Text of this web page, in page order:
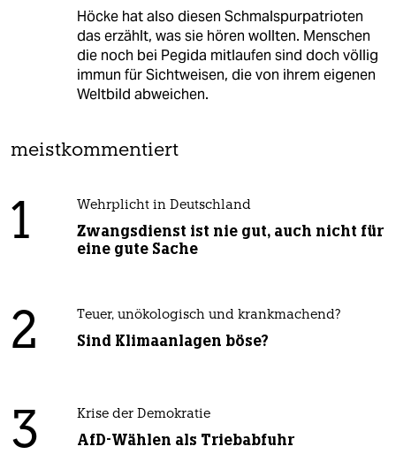
Höcke hat also diesen Schmalspurpatrioten
das erzählt, was sie hören wollten. Menschen
die noch bei Pegida mitlaufen sind doch völlig
immun für Sichtweisen, die von ihrem eigenen
Weltbild abweichen.
meistkommentiert
1 Wehrplicht in Deutschland
Zwangsdienst ist nie gut, auch nicht für
eine gute Sache
2 Teuer, unökologisch und krankmachend?
Sind Klimaanlagen böse?
3 Krise der Demokratie
AfD-Wählen als Triebabfuhr